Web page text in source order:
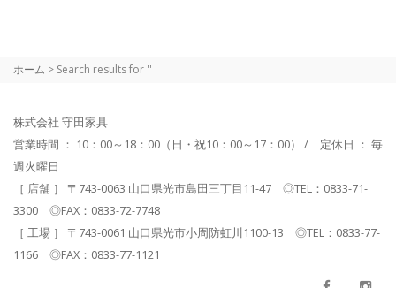
ホーム > Search results for ''
株式会社 守田家具
営業時間 ： 10：00～18：00（日・祝10：00～17：00） / 定休日 ： 毎
週火曜日
［ 店舗 ］ 〒743-0063 山口県光市島田三丁目11-47 ◎TEL：0833-71-
3300 ◎FAX：0833-72-7748
［ 工場 ］ 〒743-0061 山口県光市小周防虹川1100-13 ◎TEL：0833-77-
1166 ◎FAX：0833-77-1121